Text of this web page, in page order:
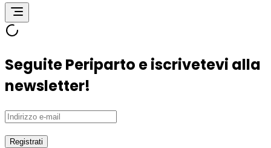
Seguite Periparto e iscrivetevi alla
newsletter!
Registrati